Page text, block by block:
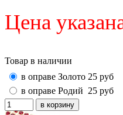
Цена
Товар в наличии
в оправе Золото 25 руб
в оправе Родий 25 руб